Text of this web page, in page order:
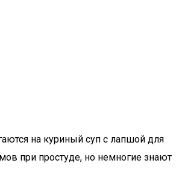
на куриный суп с лапшой для
при простуде, но немногие знают